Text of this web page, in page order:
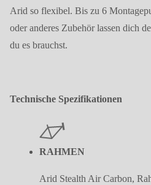
Arid so flexibel. Bis zu 6
oder anderes Zubehör lassen dich
du es brauchst.
Technische Spezifikationen
RAHMEN
Arid Stealth Air Carbon,